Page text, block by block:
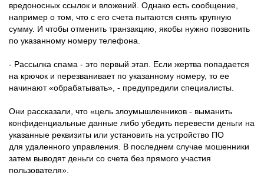
вредоносных ссылок и вложений. Однако есть сообщение,
например о том, что с его счета пытаются снять крупную
сумму. И чтобы отменить транзакцию, якобы нужно позвонить
по указанному номеру телефона.
- Рассылка спама - это первый этап. Если жертва попадается
на крючок и перезванивает по указанному номеру, то ее
начинают «обрабатывать», - предупредили специалисты.
Они рассказали, что «цель злоумышленников - выманить
конфиденциальные данные либо убедить перевести деньги на
указанные реквизиты или установить на устройство ПО
для удаленного управления. В последнем случае мошенники
затем выводят деньги со счета без прямого участия
пользователя».